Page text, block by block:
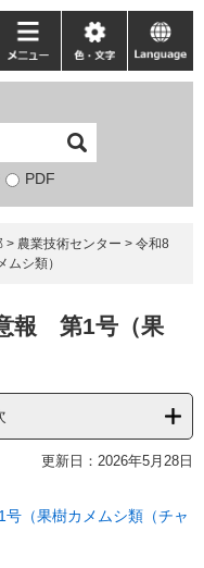
PDF
メ
色・
文
language
> 農業技術センター > 令和8
シ類）
報 第1号（果
更新日：2026年5月28日
（果樹カメムシ類（チャ